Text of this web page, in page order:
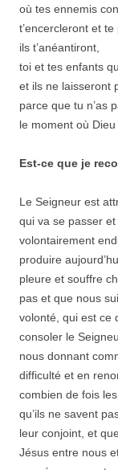
où tes ennemis
t’encercleront et
ils t’anéantiront,
toi et tes enfants
et ils ne laisseront
parce que tu n’as
le moment où
Est-ce que je
Le Seigneur est
qui va se passer et
volontairement
produire
pleure et souffre
pas et que nous
volonté, qui est ce
consoler le
nous donnant
difficulté et en
combien de fois
qu’ils ne savent
leur conjoint, et
Jésus entre nous